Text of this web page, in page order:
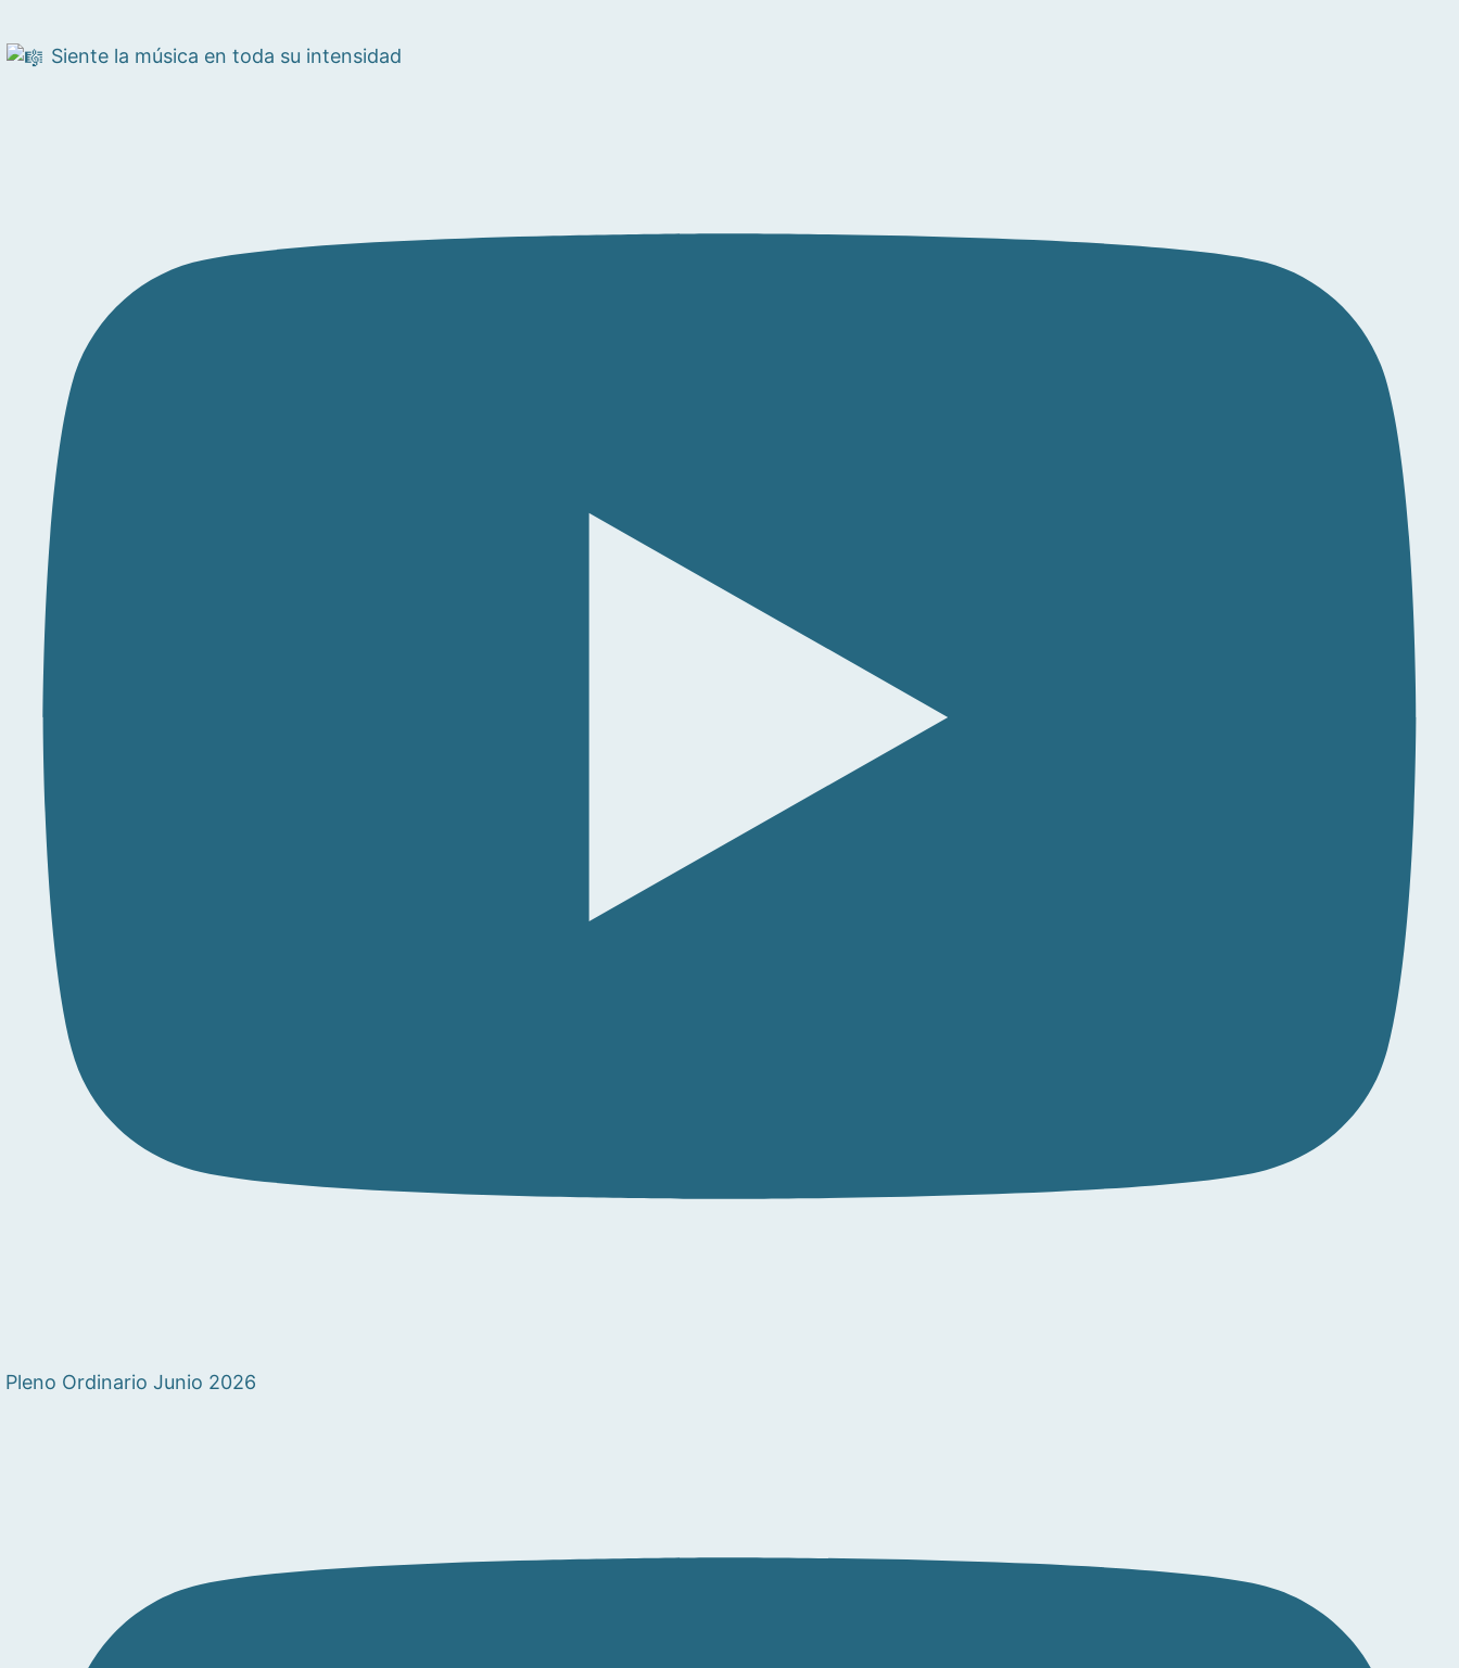
Siente la música en toda su intensidad
Pleno Ordinario Junio 2026